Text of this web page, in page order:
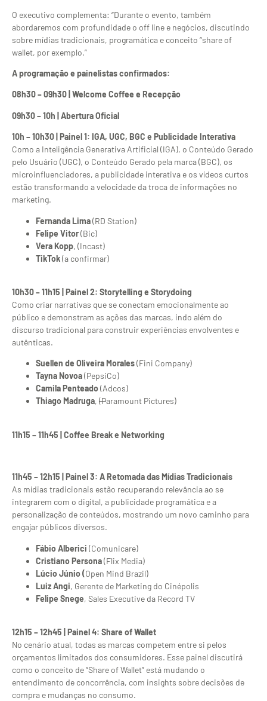
O executivo complementa: “Durante o evento, também
abordaremos com profundidade o off line e negócios, discutindo
sobre mídias tradicionais, programática e conceito “share of
wallet, por exemplo.”
A programação e painelistas confirmados:
08h30 – 09h30 | Welcome Coffee e Recepção
09h30 – 10h | Abertura Oficial
10h – 10h30 | Painel 1: IGA, UGC, BGC e Publicidade Interativa
Como a Inteligência Generativa Artificial (IGA), o Conteúdo Gerado
pelo Usuário (UGC), o Conteúdo Gerado pela marca (BGC), os
microinfluenciadores, a publicidade interativa e os vídeos curtos
estão transformando a velocidade da troca de informações no
marketing.
Fernanda Lima(RD Station)
Felipe Vitor(Bic)
Vera Kopp, (Incast)
TikTok(a confirmar)
10h30 – 11h15 | Painel 2: Storytelling e Storydoing
Como criar narrativas que se conectam emocionalmente ao
público e demonstram as ações das marcas, indo além do
discurso tradicional para construir experiências envolventes e
autênticas.
Suellen de Oliveira Morales(Fini Company)
Tayna Novoa(PepsiCo)
Camila Penteado(Adcos)
Thiago Madruga, (Paramount Pictures)
11h15 – 11h45 | Coffee Break e Networking
11h45 – 12h15 | Painel 3: A Retomada das Mídias Tradicionais
As mídias tradicionais estão recuperando relevância ao se
integrarem com o digital, a publicidade programática e a
personalização de conteúdos, mostrando um novo caminho para
engajar públicos diversos.
Fábio Alberici (Comunicare)
Cristiano Persona(Flix Media)
Lúcio Júnio (Open Mind Brazil)
Luiz Angi, Gerente de Marketing do Cinépolis
Felipe Snege, Sales Executive da Record TV
12h15 – 12h45 | Painel 4: Share of Wallet
No cenário atual, todas as marcas competem entre si pelos
orçamentos limitados dos consumidores. Esse painel discutirá
como o conceito de “Share of Wallet” está mudando o
entendimento de concorrência, com insights sobre decisões de
compra e mudanças no consumo.